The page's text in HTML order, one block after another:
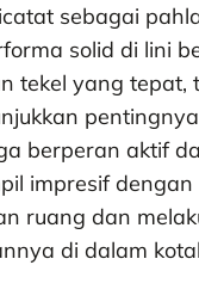
sebagai
solid di lini
tekel yang tepat,
berperan aktif
impresif
ruang dan
di dalam